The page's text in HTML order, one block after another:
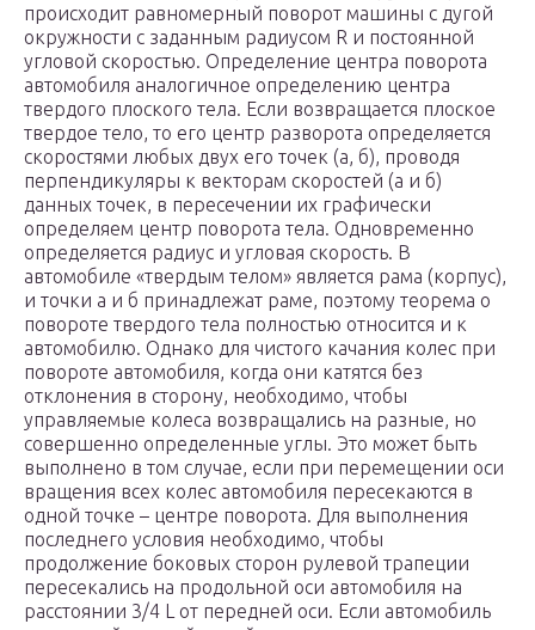
происходит равномерный поворот машины с дугой
окружности с заданным радиусом R и постоянной
угловой скоростью. Определение центра поворота
автомобиля аналогичное определению центра
твердого плоского тела. Если возвращается плоское
твердое тело, то его центр разворота определяется
скоростями любых двух его точек (а, б), проводя
перпендикуляры к векторам скоростей (а и б)
данных точек, в пересечении их графически
определяем центр поворота тела. Одновременно
определяется радиус и угловая скорость. В
автомобиле «твердым телом» является рама (корпус),
и точки а и б принадлежат раме, поэтому теорема о
повороте твердого тела полностью относится и к
автомобилю. Однако для чистого качания колес при
повороте автомобиля, когда они катятся без
отклонения в сторону, необходимо, чтобы
управляемые колеса возвращались на разные, но
совершенно определенные углы. Это может быть
выполнено в том случае, если при перемещении оси
вращения всех колес автомобиля пересекаются в
одной точке – центре поворота. Для выполнения
последнего условия необходимо, чтобы
продолжение боковых сторон рулевой трапеции
пересекались на продольной оси автомобиля на
расстоянии 3/4 L от передней оси. Если автомобиль